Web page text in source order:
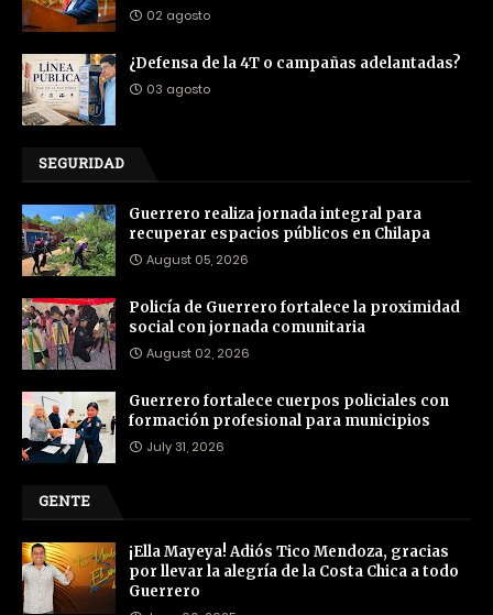
02 agosto
¿Defensa de la 4T o campañas adelantadas?
03 agosto
SEGURIDAD
Guerrero realiza jornada integral para
recuperar espacios públicos en Chilapa
August 05, 2026
Policía de Guerrero fortalece la proximidad
social con jornada comunitaria
August 02, 2026
Guerrero fortalece cuerpos policiales con
formación profesional para municipios
July 31, 2026
GENTE
¡Ella Mayeya! Adiós Tico Mendoza, gracias
por llevar la alegría de la Costa Chica a todo
Guerrero